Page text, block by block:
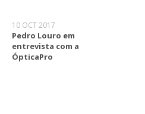
10 OCT 2017
Pedro Louro em
entrevista com a
ÓpticaPro